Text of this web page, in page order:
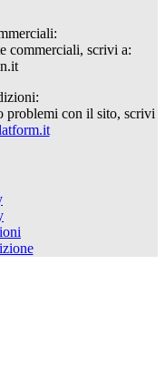
commerciali, scrivi a:
problemi con il sito, scrivi